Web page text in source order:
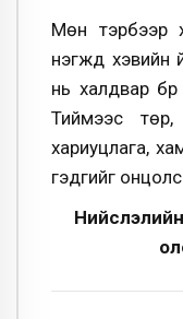
Мөн тэрбээр
нэгжүүд
нь халдвар
Тиймээс
хариуцлага,
гэдгийг